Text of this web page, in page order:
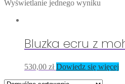
Wyświetlanie jednego wyniku
Bluzka ecru z
530,00 zł Dowiedz się więcej